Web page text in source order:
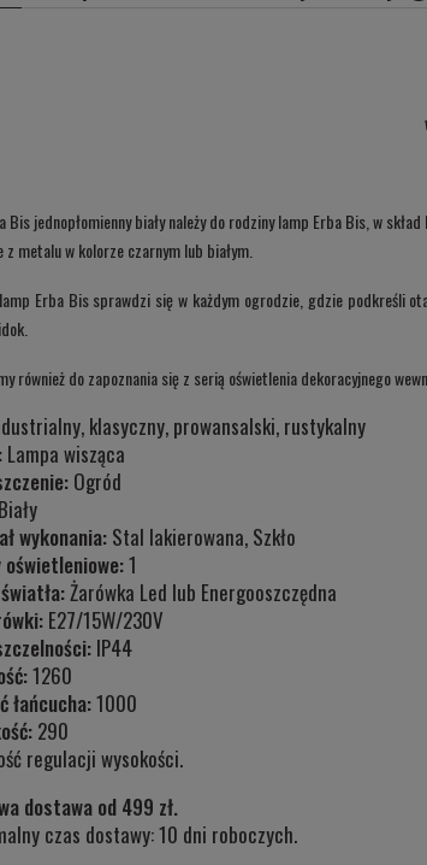
Bis jednopłomienny biały należy do rodziny lamp Erba Bis, w
z metalu w kolorze czarnym lub białym.
Erba Bis sprawdzi się w każdym ogrodzie, gdzie podkreśli
również do zapoznania się z serią oświetlenia dekoracyjnego
klasyczny, prowansalski, rustykalny
Lampa wisząca
Ogród
Biały
wykonania: Stal lakierowana, Szkło
1
Żarówka Led lub Energooszczędna
E27/15W/230V
IP44
1260
łańcucha:1000
290
regulacji wysokości.
dostawa od 499 zł.
czas dostawy: 10 dni roboczych.